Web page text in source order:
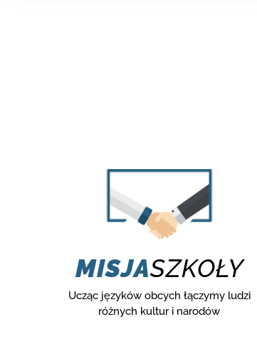
MISJASZKOŁY
Ucząc języków obcych łączymy ludzi
różnych kultur i narodów